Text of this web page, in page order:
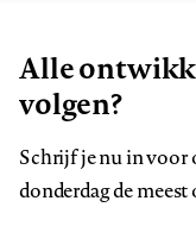
Alle
volgen?
Schrijf je nu in voor
donderdag de